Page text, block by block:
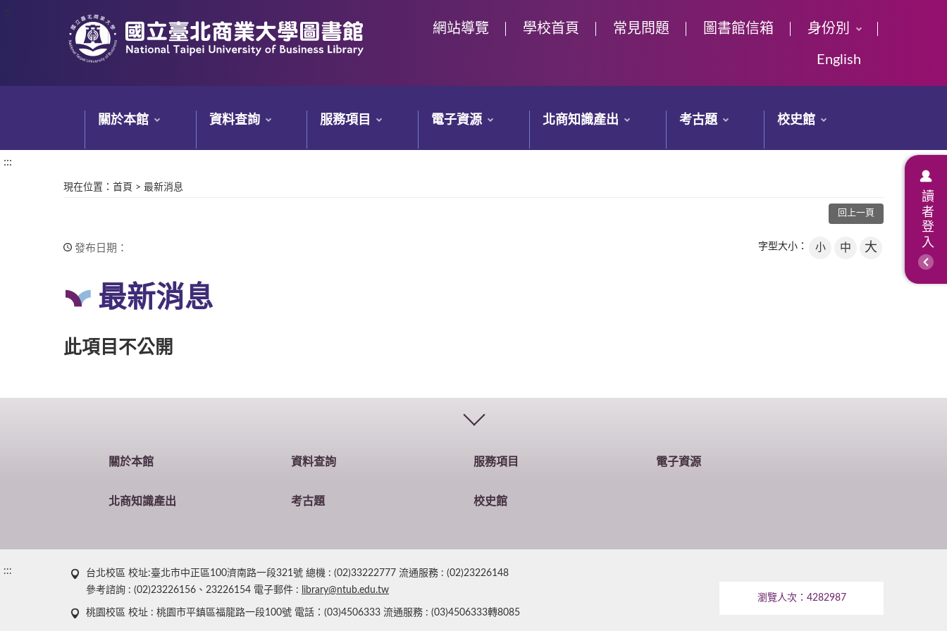
:::
:::
網站導覽 學校首頁 常見問題 圖書館信箱 身份別
English
關於本館 資料查詢 服務項目 電子資源 北商知識產出 考古題 校史館
讀者登入
:::
現在位置 ： 首頁 > 最新消息
回上一頁
發布日期： 字型大小： 小 中 大
最新消息
此項目不公開
關於本館 資料查詢 服務項目 電子資源
北商知識產出 考古題 校史館
:::
台北校區 校址:臺北市中正區100濟南路一段321號 總機 : (02)33222777 流通服務 : (02)23226148
參考諮詢 : (02)23226156、23226154 電子郵件 :
library@ntub.edu.tw
桃園校區 校址 : 桃園市平鎮區福龍路一段100號 電話：(03)4506333 流通服務 : (03)4506333轉8085
瀏覽人次： 4282987